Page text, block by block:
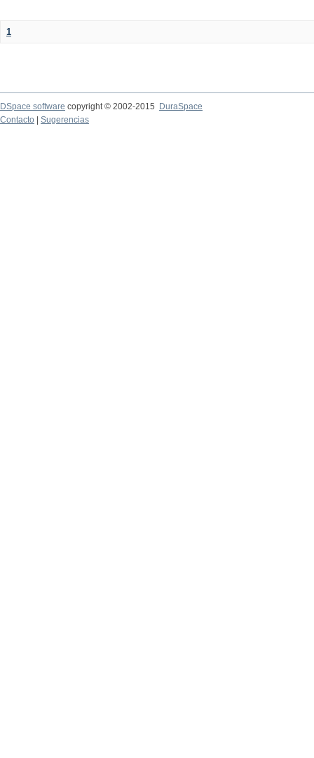
1
DSpace software copyright © 2002-2015
DuraSpace
Contacto
Sugerencias